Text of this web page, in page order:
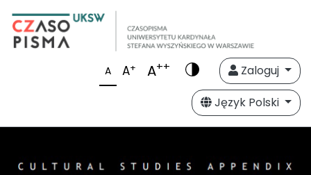
A A+ A++
Zaloguj
Język Polski